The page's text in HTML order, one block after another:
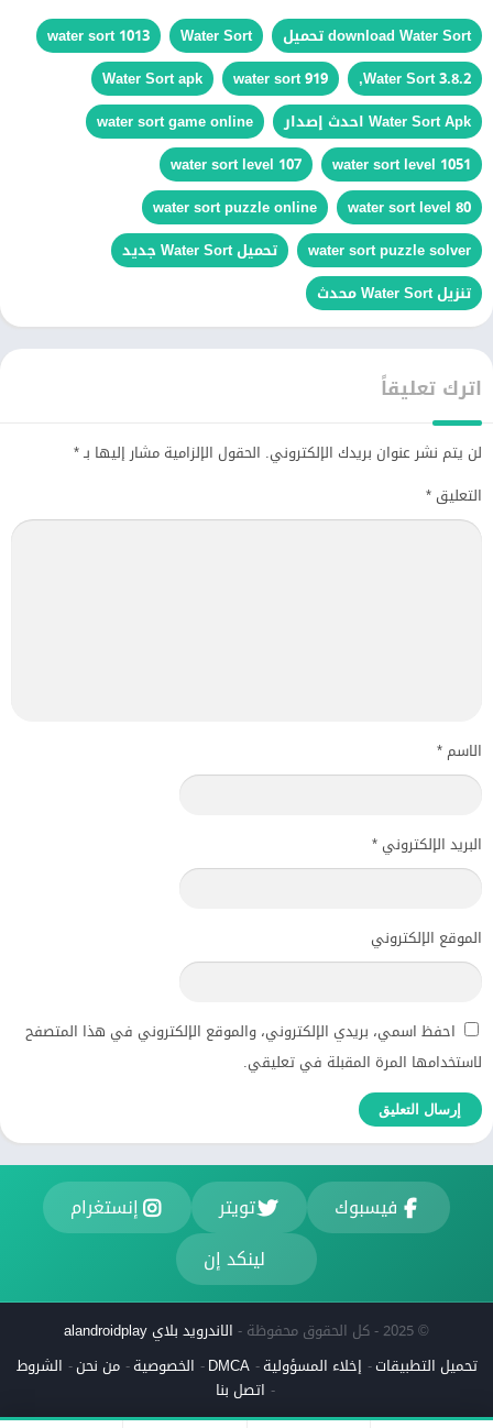
download Water Sort تحميل Water Sort
water sort 1013
Water Sort 3.8.2,
water sort 919
Water Sort apk
Water Sort Apk احدث إصدار
water sort game online
water sort level 1051
water sort level 107
water sort level 80
water sort puzzle online
water sort puzzle solver
تحميل Water Sort جديد
تنزيل Water Sort محدث
اترك تعليقاً
لن يتم نشر عنوان بريدك الإلكتروني. الحقول الإلزامية مشار إليها بـ*
التعليق *
الاسم*
البريد الإلكتروني *
الموقع الإلكتروني
احفظ اسمي، بريدي الإلكتروني، والموقع الإلكتروني في هذا المتصفح
لاستخدامها المرة المقبلة في تعليقي.
فيسبوك تويتر
إنستغرام
لينكد إن
© 2025 - كل الحقوق محفوظة -
الاندرويد بلاي alandroidplay
تحميل التطبيقات إخلاء المسؤولية DMCA الخصوصية من نحن الشروط
اتصل بنا